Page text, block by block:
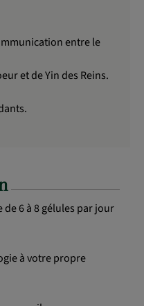
entre le
et de Yin des Reins.
6 à 8 gélules par jour
à votre propre